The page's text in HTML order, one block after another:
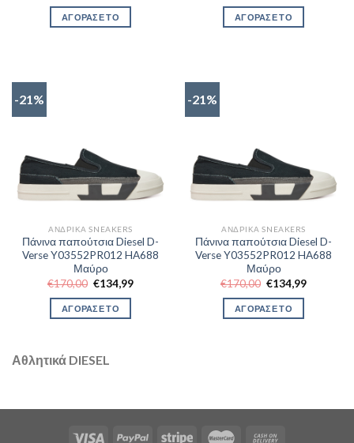
was:
€170,00.
ΑΓΟΡΑΣΕ ΤΟ
was:
€170,00.
ΑΓΟΡΑΣΕ ΤΟ
-21%
ΑΝΔΡΙΚΆ SNEAKERS
Πάνινα παπούτσια Diesel D-
Verse Y03552PR012 HA688
Μαύρο
€170,00 Original
was:
€170,00.
€134,99Η
ΑΓΟΡΑΣΕ ΤΟ
-21%
ΑΝΔΡΙΚΆ SNEAKERS
Πάνινα παπούτσια Diesel D-
Verse Y03552PR012 HA688
Μαύρο
€170,00 Original
was:
€170,00.
€134,99Η
ΑΓΟΡΑΣΕ ΤΟ
Αθλητικά DIESEL